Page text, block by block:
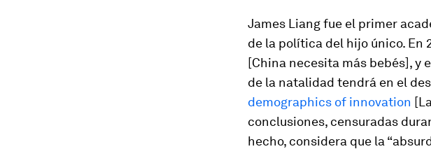
James Liang fue el primer
de la política del hijo único. En
[China necesita más bebés], y
de la natalidad tendrá en el
demographics of innovation
conclusiones, censuradas
hecho, considera que la